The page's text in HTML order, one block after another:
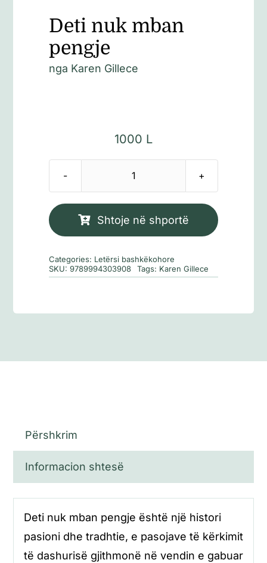
Deti nuk mban
pengje
nga Karen Gillece
1000 L
Sasi
nuk
Shtoje në shportë
Categories: Letërsi bashkëkohore
SKU:9789994303908 Tags: Karen Gillece
Përshkrim
Informacion shtesë
Deti nuk mban pengje është një histori
pasioni dhe tradhtie, e pasojave të kërkimit
të dashurisë gjithmonë në vendin e gabuar